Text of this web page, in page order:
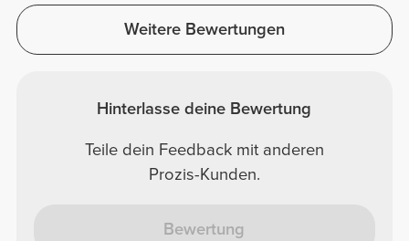
Weitere Bewertungen
Hinterlasse deine Bewertung
Teile dein Feedback mit anderen
Prozis-Kunden.
Bewertung